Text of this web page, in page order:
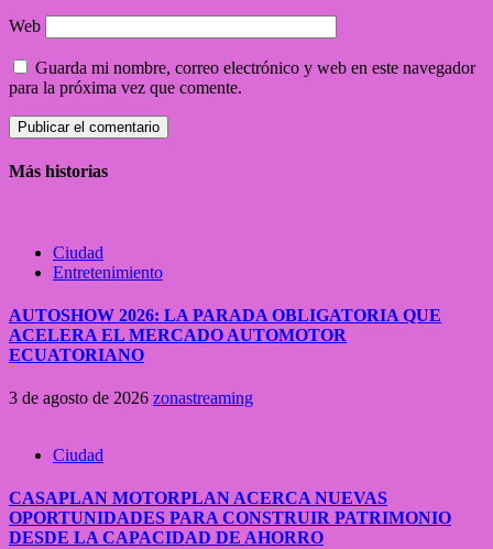
Web
Guarda mi nombre, correo electrónico y web en este navegador
para la próxima vez que comente.
Más historias
Ciudad
Entretenimiento
AUTOSHOW 2026: LA PARADA OBLIGATORIA QUE
ACELERA EL MERCADO AUTOMOTOR
ECUATORIANO
3 de agosto de 2026 zonastreaming
Ciudad
CASAPLAN MOTORPLAN ACERCA NUEVAS
OPORTUNIDADES PARA CONSTRUIR PATRIMONIO
DESDE LA CAPACIDAD DE AHORRO